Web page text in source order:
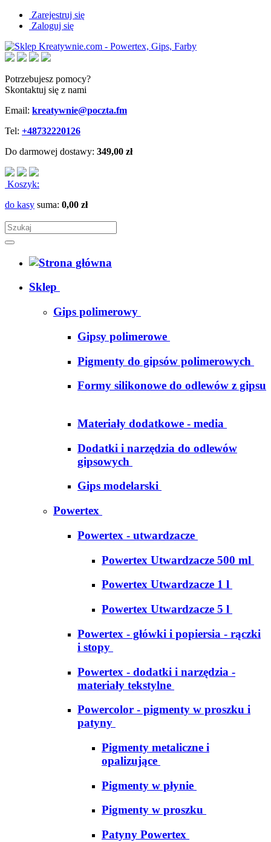
Zarejestruj się
Zaloguj się
Potrzebujesz pomocy?
Skontaktuj się z nami
Email: kreatywnie@poczta.fm
Tel: +48732220126
Do darmowej dostawy: 349,00 zł
Koszyk:
do kasy suma: 0,00 zł
Sklep
Gips polimerowy
Gipsy polimerowe
Pigmenty do gipsów polimerowych
Formy silikonowe do odlewów z gipsu
Materiały dodatkowe - media
Dodatki i narzędzia do odlewów
gipsowych
Gips modelarski
Powertex
Powertex - utwardzacze
Powertex Utwardzacze 500 ml
Powertex Utwardzacze 1 l
Powertex Utwardzacze 5 l
Powertex - główki i popiersia - rączki
i stopy
Powertex - dodatki i narzędzia -
materiały tekstylne
Powercolor - pigmenty w proszku i
patyny
Pigmenty metaliczne i
opalizujące
Pigmenty w płynie
Pigmenty w proszku
Patyny Powertex